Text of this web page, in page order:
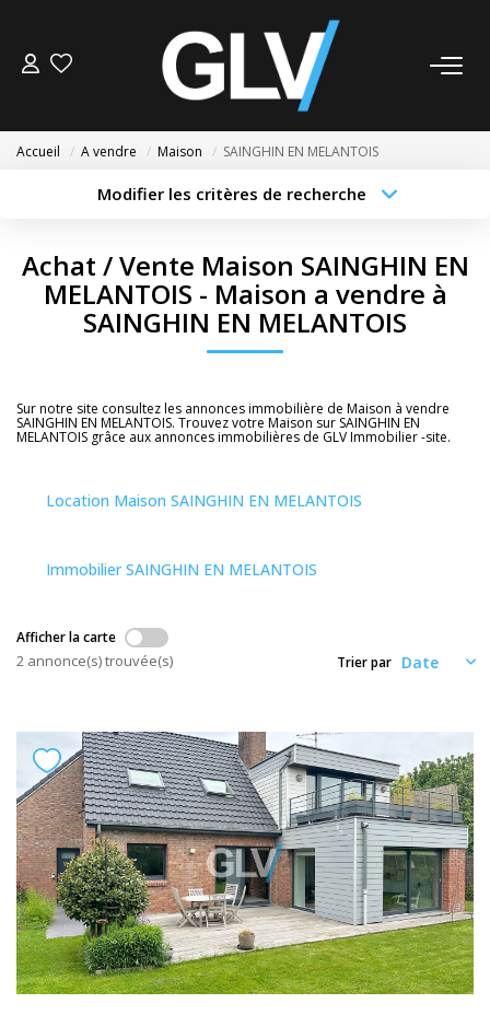
SYNDIC
Nos Agences
Nos Actualités
CONTACT
Accueil A vendre Maison SAINGHIN EN MELANTOIS
Modifier les critères de recherche
Sélectionnez...
Type de bien
Surface min
Budget max
Achat / Vente Maison SAINGHIN EN
MELANTOIS - Maison a vendre à
SAINGHIN EN MELANTOIS
Sur notre site consultez les annonces immobilière de Maison à vendre
SAINGHIN EN MELANTOIS. Trouvez votre Maison sur SAINGHIN EN
MELANTOIS grâce aux annonces immobilières de GLV Immobilier -site.
Location Maison SAINGHIN EN MELANTOIS
Immobilier SAINGHIN EN MELANTOIS
Afficher la carte
2 annonce(s) trouvée(s) Trier par